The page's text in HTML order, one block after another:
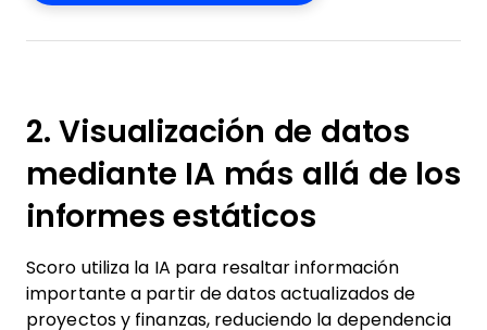
2. Visualización de datos
mediante IA más allá de los
informes estáticos
Scoro utiliza la IA para resaltar información
importante a partir de datos actualizados de
proyectos y finanzas, reduciendo la dependencia